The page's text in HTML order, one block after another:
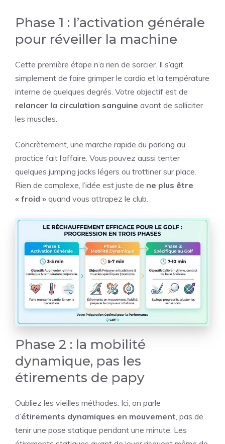
Phase 1 : l’activation générale
pour réveiller la machine
Cette première étape n’a rien de sorcier. Il s’agit
simplement de faire grimper le cardio et la température
interne de quelques degrés. Votre objectif est de
relancer la circulation sanguine avant de solliciter
les muscles.
Concrètement, une marche rapide du parking au
practice fait l’affaire. Vous pouvez aussi tenter
quelques jumping jacks légers ou trottiner sur place.
Rien de complexe, l’idée est juste de ne plus être
« froid » quand vous attrapez le club.
Phase 2 : la mobilité
dynamique, pas les
étirements de papy
Oubliez les vieilles méthodes. Ici, on parle
d’étirements dynamiques en mouvement, pas de
tenir une pose statique pendant une minute. Les